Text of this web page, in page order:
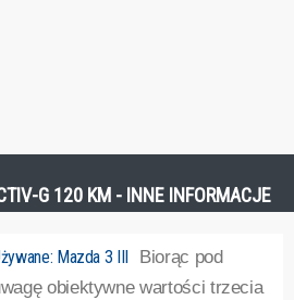
G 120 KM - INNE INFORMACJE
Mazda 3 III
Biorąc pod
obiektywne wartości trzecia